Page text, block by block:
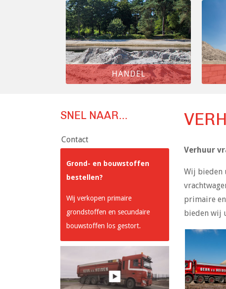
HANDEL
SNEL NAAR...
Contact
Grond- en bouwstoffen
bestellen?
Wij verkopen primaire
grondstoffen en secundaire
bouwstoffen los gestort.
Verhuur
Wij bieden
primaire
bieden wij